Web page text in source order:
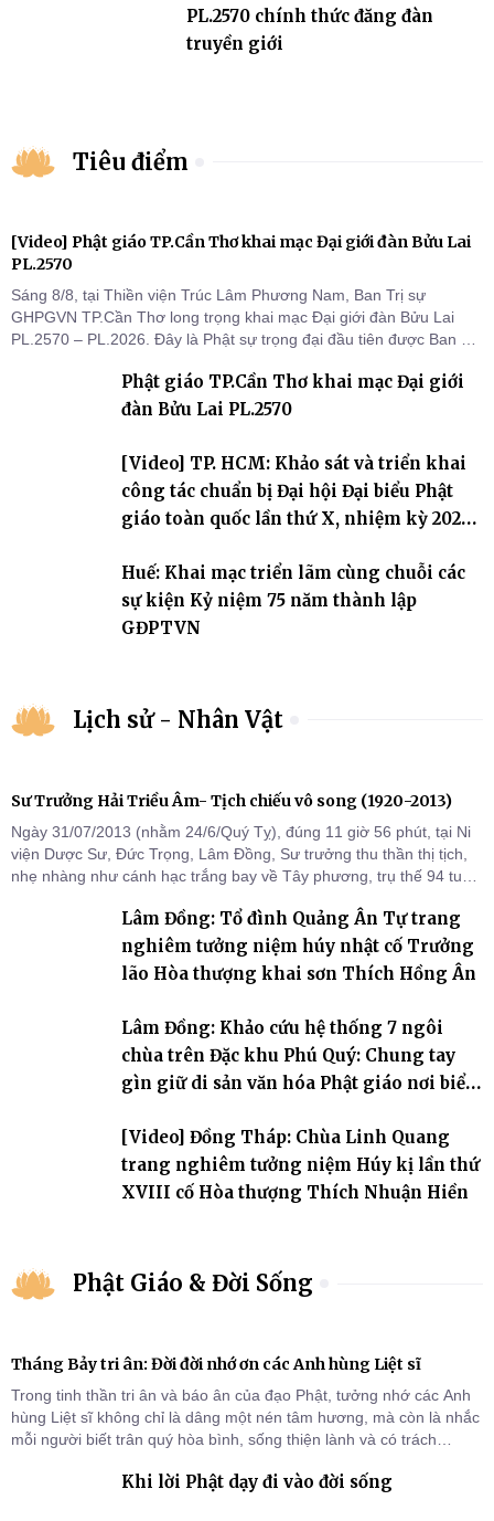
PL.2570 chính thức đăng đàn
truyền giới
Tiêu điểm
[Video] Phật giáo TP.Cần Thơ khai mạc Đại giới đàn Bửu Lai
PL.2570
Sáng 8/8, tại Thiền viện Trúc Lâm Phương Nam, Ban Trị sự
GHPGVN TP.Cần Thơ long trọng khai mạc Đại giới đàn Bửu Lai
PL.2570 – PL.2026. Đây là Phật sự trọng đại đầu tiên được Ban Trị
thứ I, thể hiện sự quan tâm đối với công tác truyền giới, đào tạo
Tăng tài và tiếp nối mạng mạch Tăng-g
Phật giáo TP.Cần Thơ khai mạc Đại giới
đàn Bửu Lai PL.2570
[Video] TP. HCM: Khảo sát và triển khai
công tác chuẩn bị Đại hội Đại biểu Phật
giáo toàn quốc lần thứ X, nhiệm kỳ 2026-
Huế: Khai mạc triển lãm cùng chuỗi các
sự kiện Kỷ niệm 75 năm thành lập
GĐPTVN
Lịch sử - Nhân Vật
Sư Trưởng Hải Triều Âm- Tịch chiếu vô song (1920-2013)
Ngày 31/07/2013 (nhằm 24/6/Quý Tỵ), đúng 11 giờ 56 phút, tại Ni
viện Dược Sư, Đức Trọng, Lâm Đồng, Sư trưởng thu thần thị tịch,
nhẹ nhàng như cánh hạc trắng bay về Tây phương, trụ thế 94 tuổi
Lâm Đồng: Tổ đình Quảng Ân Tự trang
nghiêm tưởng niệm húy nhật cố Trưởng
lão Hòa thượng khai sơn Thích Hồng Ân
Lâm Đồng: Khảo cứu hệ thống 7 ngôi
chùa trên Đặc khu Phú Quý: Chung tay
gìn giữ di sản văn hóa Phật giáo nơi biển
[Video] Đồng Tháp: Chùa Linh Quang
trang nghiêm tưởng niệm Húy kị lần thứ
XVIII cố Hòa thượng Thích Nhuận Hiền
Phật Giáo & Đời Sống
Tháng Bảy tri ân: Đời đời nhớ ơn các Anh hùng Liệt sĩ
Trong tinh thần tri ân và báo ân của đạo Phật, tưởng nhớ các Anh
hùng Liệt sĩ không chỉ là dâng một nén tâm hương, mà còn là nhắc
mỗi người biết trân quý hòa bình, sống thiện lành và có trách
Khi lời Phật dạy đi vào đời sống